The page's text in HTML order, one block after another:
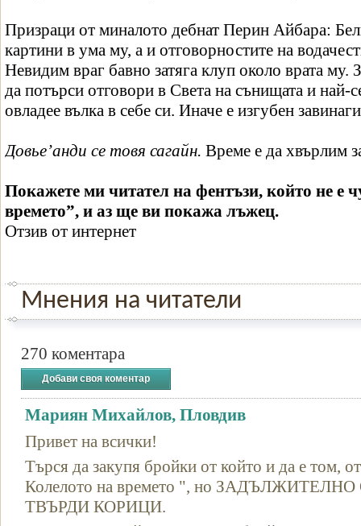
Призраци от миналото дебнат Перин Айбара:
картини в ума му, а и отговорностите на
Невидим враг бавно затяга клуп около врата му.
да потърси отговори в Света на сънищата и най-
овладее вълка в себе си. Иначе е изгубен
Довье’анди се товя сагайн. Време е да хвърлим
Покажете ми читател на фентъзи, който не е
времето”, и аз ще ви покажа лъжец.
Отзив от интернет
Мнения на читатели
270 коментара
Добави своя коментар
Мариян Михайлов, Пловдив
Привет на всички!
Търся да закупя бройки от който и да е том,
Колелото на времето ", но
ТВЪРДИ КОРИЦИ.